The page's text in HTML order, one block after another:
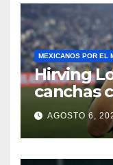
MEXICANOS POR EL
Hirving
canchas
AGOSTO 6,